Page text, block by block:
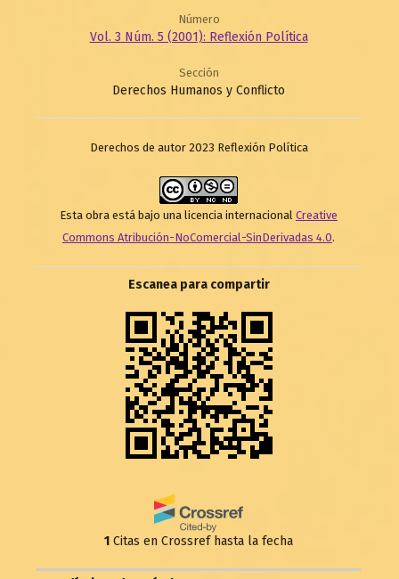
Número
Vol. 3 Núm. 5 (2001): Reflexión Política
Sección
Derechos Humanos y Conflicto
Derechos de autor 2023 Reflexión Política
Esta obra está bajo una licencia internacional Creative
Commons Atribución-NoComercial-SinDerivadas 4.0.
Escanea para compartir
1 Citas en Crossref hasta la fecha